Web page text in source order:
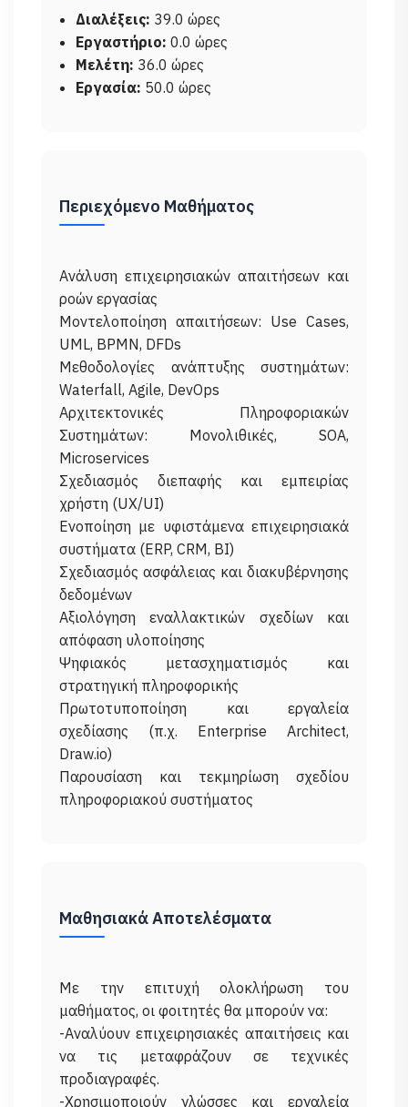
Διαλέξεις: 39.0 ώρες
Εργαστήριο: 0.0 ώρες
Μελέτη: 36.0 ώρες
Εργασία: 50.0 ώρες
Περιεχόμενο Μαθήματος
Ανάλυση επιχειρησιακών απαιτήσεων και
ροών εργασίας
Μοντελοποίηση απαιτήσεων: Use Cases,
UML, BPMN, DFDs
Μεθοδολογίες ανάπτυξης συστημάτων:
Waterfall, Agile, DevOps
Αρχιτεκτονικές Πληροφοριακών
Συστημάτων: Μονολιθικές, SOA,
Microservices
Σχεδιασμός διεπαφής και εμπειρίας
χρήστη (UX/UI)
Ενοποίηση με υφιστάμενα επιχειρησιακά
συστήματα (ERP, CRM, BI)
Σχεδιασμός ασφάλειας και διακυβέρνησης
δεδομένων
Αξιολόγηση εναλλακτικών σχεδίων και
απόφαση υλοποίησης
Ψηφιακός μετασχηματισμός και
στρατηγική πληροφορικής
Πρωτοτυποποίηση και εργαλεία
σχεδίασης (π.χ. Enterprise Architect,
Draw.io)
Παρουσίαση και τεκμηρίωση σχεδίου
Μαθησιακά Αποτελέσματα
Με την επιτυχή ολοκλήρωση του
μαθήματος, οι φοιτητές θα μπορούν να:
-Αναλύουν επιχειρησιακές απαιτήσεις και
να τις μεταφράζουν σε τεχνικές
προδιαγραφές.
-Χρησιμοποιούν γλώσσες και εργαλεία